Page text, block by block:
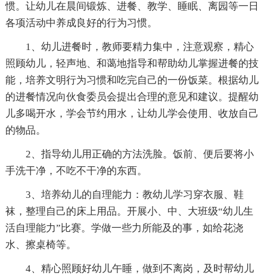
惯。让幼儿在晨间锻炼、进餐、教学、睡眠、离园等一日
各项活动中养成良好的行为习惯。
1、幼儿进餐时，教师要精力集中，注意观察，精心
照顾幼儿，轻声地、和蔼地指导和帮助幼儿掌握进餐的技
能，培养文明行为习惯和吃完自己的一份饭菜。根据幼儿
的进餐情况向伙食委员会提出合理的意见和建议。提醒幼
儿多喝开水，学会节约用水，让幼儿学会使用、收放自己
的物品。
2、指导幼儿用正确的方法洗脸。饭前、便后要将小
手洗干净，不吃不干净的东西。
3、培养幼儿的自理能力：教幼儿学习穿衣服、鞋
袜，整理自己的床上用品。开展小、中、大班级“幼儿生
活自理能力”比赛。学做一些力所能及的事，如给花浇
水、擦桌椅等。
4、精心照顾好幼儿午睡，做到不离岗，及时帮幼儿